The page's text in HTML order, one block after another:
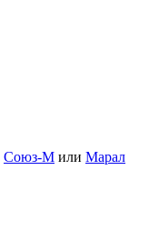
Союз-М или Марал